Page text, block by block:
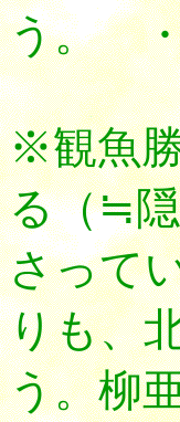
う。 ・
※観魚
る（≒
さって
りも、
う。柳